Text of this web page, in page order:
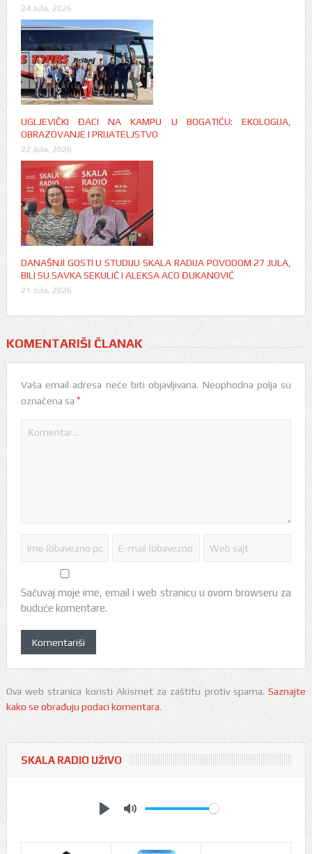
24 Jula, 2026
UGLJEVIČKI ĐACI NA KAMPU U BOGATIĆU: EKOLOGIJA,
OBRAZOVANJE I PRIJATELJSTVO
22 Jula, 2026
DANAŠNJI GOSTI U STUDIJU SKALA RADIJA POVODOM 27 JULA,
BILI SU SAVKA SEKULIĆ I ALEKSA ACO ĐUKANOVIĆ
21 Jula, 2026
KOMENTARIŠI ČLANAK
Vaša email adresa neće biti objavljivana. Neophodna polja su
označena sa *
Sačuvaj moje ime, email i web stranicu u ovom browseru za
buduće komentare.
Ova web stranica koristi Akismet za zaštitu protiv spama.Saznajte
kako se obrađuju podaci komentara.
SKALA RADIO UŽIVO